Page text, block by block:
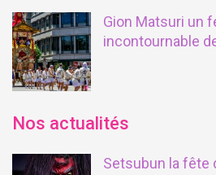
Gion Matsuri un
incontournable
Nos actualités
Setsubun la fête